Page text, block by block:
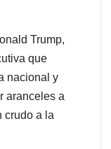
Trump,
que
nacional y
aranceles a
crudo a la